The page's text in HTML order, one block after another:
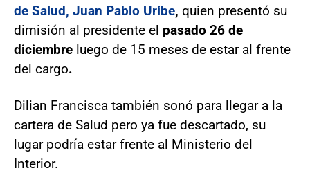
de Salud, Juan Pablo Uribe, quien presentó su
dimisión al presidente el pasado 26 de
diciembre luego de 15 meses de estar al frente
del cargo.
Dilian Francisca también sonó para llegar a la
cartera de Salud pero ya fue descartado, su
lugar podría estar frente al Ministerio del
Interior.